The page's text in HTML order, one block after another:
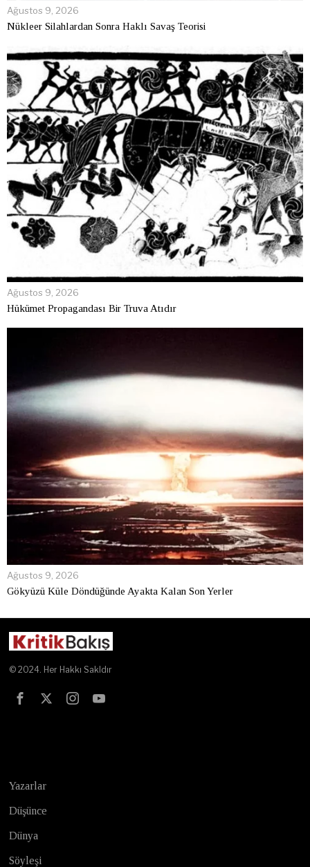
Ağustos 9, 2026
Nükleer Silahlardan Sonra Haklı Savaş Teorisi
Ağustos 9, 2026
Hükümet Propagandası Bir Truva Atıdır
Ağustos 9, 2026
Gökyüzü Küle Döndüğünde Ayakta Kalan Son Yerler
© 2024. Her Hakkı Sakldır
Yazarlar
Düşünce
Dünya
Söyleşi